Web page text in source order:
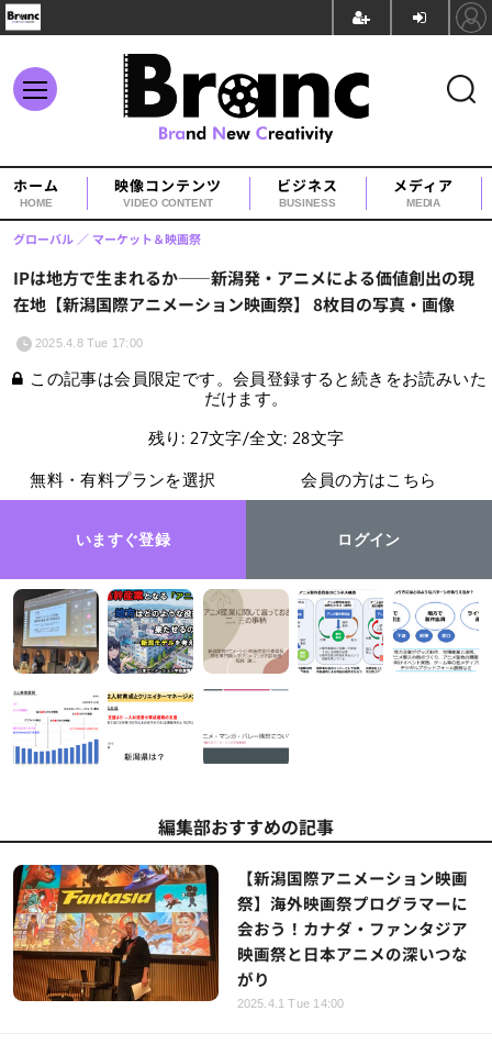
ホーム
HOME
映像コンテンツ
VIDEO CONTENT
ビジネス
BUSINESS
メディア
MEDIA
IPは地方で生まれるか――新潟発・アニメによる価値創出の現
在地【新潟国際アニメーション映画祭】 8枚目の写真・画像
グローバル マーケット＆映画祭
2025.4.8 Tue 17:00
この記事は会員限定です。会員登録すると続きをお読みいた
だけます。
残り: 27文字/全文: 28文字
無料・有料プランを選択
いますぐ登録
会員の方はこちら
ログイン
編集部おすすめの記事
【新潟国際アニメーション映画
祭】海外映画祭プログラマーに
会おう！カナダ・ファンタジア
映画祭と日本アニメの深いつな
がり
2025.4.1 Tue 14:00